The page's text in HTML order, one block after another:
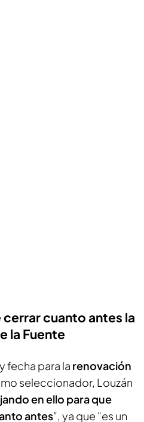
cerrar cuanto antes la
la Fuente
fecha para la renovación
seleccionador, Louzán
en ello para que
antes", ya que "es un